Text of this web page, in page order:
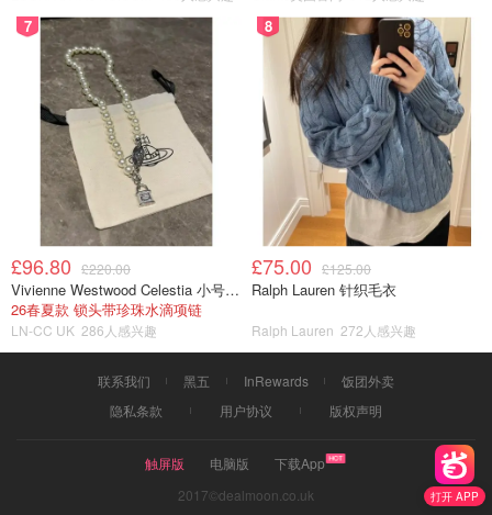
打开 APP
7
£96.80 £220.00
Vivienne Westwood Celestia 小号吊坠项链
26春夏款 锁头带珍珠水滴项链
LN-CC UK 286人感兴趣
8
£75.00 £125.00
Ralph Lauren 针织毛衣
Ralph Lauren 272人感兴趣
联系我们 黑五 InRewards
饭团外卖
隐私条款
用户协议 版权声明
触屏版 电脑版
下载App
2017©dealmoon.co.uk